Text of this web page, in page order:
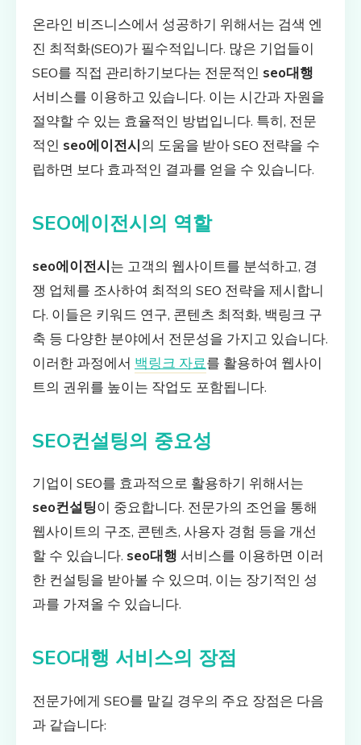
온라인 비즈니스에서 성공하기 위해서는 검색 엔
진 최적화(SEO)가 필수적입니다. 많은 기업들이
SEO를 직접 관리하기보다는 전문적인 seo대행
서비스를 이용하고 있습니다. 이는 시간과 자원을
절약할 수 있는 효율적인 방법입니다. 특히, 전문
적인 seo에이전시의 도움을 받아 SEO 전략을 수
립하면 보다 효과적인 결과를 얻을 수 있습니다.
SEO에이전시의 역할
seo에이전시는 고객의 웹사이트를 분석하고, 경
쟁 업체를 조사하여 최적의 SEO 전략을 제시합니
다. 이들은 키워드 연구, 콘텐츠 최적화, 백링크 구
축 등 다양한 분야에서 전문성을 가지고 있습니다.
이러한 과정에서 백링크 자료를 활용하여 웹사이
트의 권위를 높이는 작업도 포함됩니다.
SEO컨설팅의 중요성
기업이 SEO를 효과적으로 활용하기 위해서는
seo컨설팅이 중요합니다. 전문가의 조언을 통해
웹사이트의 구조, 콘텐츠, 사용자 경험 등을 개선
할 수 있습니다. seo대행 서비스를 이용하면 이러
한 컨설팅을 받아볼 수 있으며, 이는 장기적인 성
과를 가져올 수 있습니다.
SEO대행 서비스의 장점
전문가에게 SEO를 맡길 경우의 주요 장점은 다음
과 같습니다: